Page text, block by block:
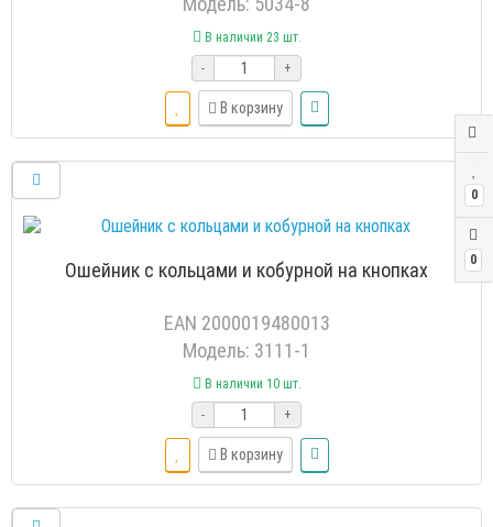
0
0
В наличии 23 шт.
-
+
В корзину
Ошейник с кольцами и кобурной на кнопках
EAN 2000019480013
Модель: 3111-1
В наличии 10 шт.
-
+
В корзину